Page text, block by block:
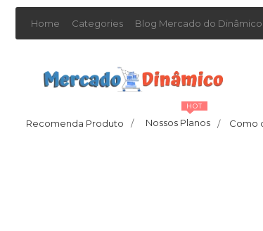
Home Categories Blog Mercado do Dinâmico
Recomenda Produto / Nossos Planos /
HOT
Como